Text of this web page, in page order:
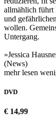
allmählich führt
und
wollen.
Untergang.
»Jessica
(News)
mehr lesen
DVD
€ 14,99